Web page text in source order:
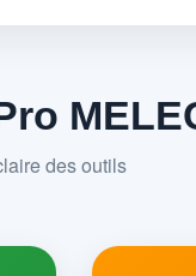
des outils